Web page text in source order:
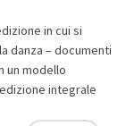
in cui si
danza – documenti
un modello
integrale